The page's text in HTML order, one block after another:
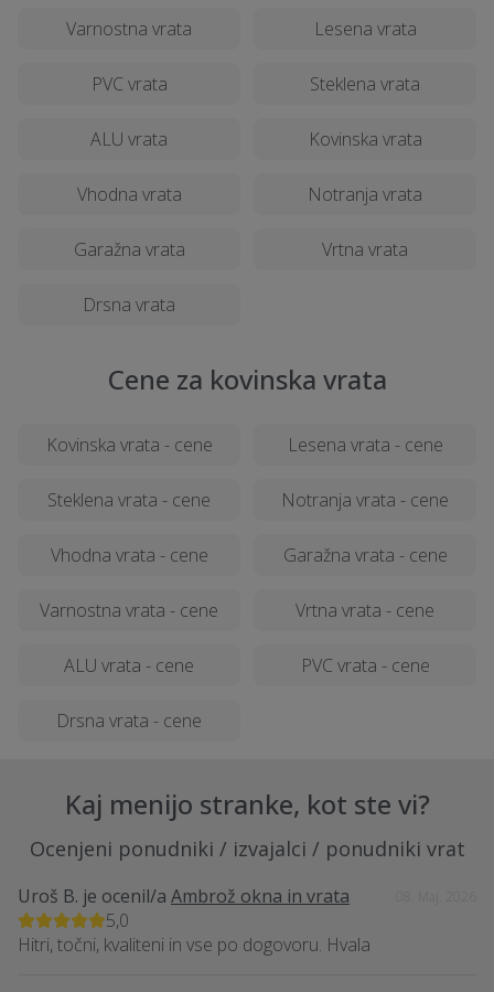
Varnostna vrata Lesena vrata
PVC vrata Steklena vrata
ALU vrata Kovinska vrata
Vhodna vrata Notranja vrata
Garažna vrata Vrtna vrata
Drsna vrata
Cene za kovinska vrata
Kovinska vrata - cene Lesena vrata - cene
Steklena vrata - cene Notranja vrata - cene
Vhodna vrata - cene Garažna vrata - cene
Varnostna vrata - cene Vrtna vrata - cene
ALU vrata - cene PVC vrata - cene
Drsna vrata - cene
Kaj menijo stranke, kot ste vi?
Ocenjeni ponudniki / izvajalci / ponudniki vrat
Uroš B. je ocenil/a Ambrož okna in vrata
5,0
Hitri, točni, kvaliteni in vse po dogovoru. Hvala